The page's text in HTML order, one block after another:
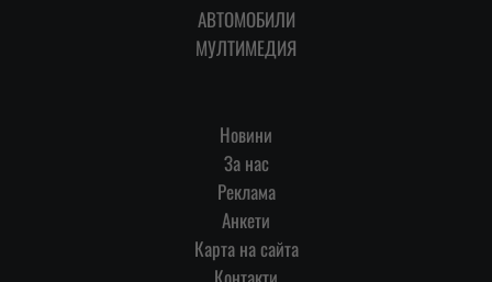
АВТОМОБИЛИ
МУЛТИМЕДИЯ
Новини
За нас
Реклама
Анкети
Карта на сайта